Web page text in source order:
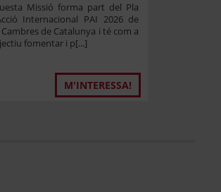
Missió forma part del Pla
Internacional PAI 2026 de
Cambres de Catalunya i té com a
fomentar i p[...]
M'INTERESSA!